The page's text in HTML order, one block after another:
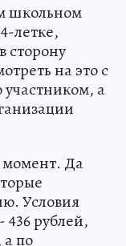
школьном
летке,
сторону
на это с
участником, а
момент. Да
Условия
436 рублей,
по